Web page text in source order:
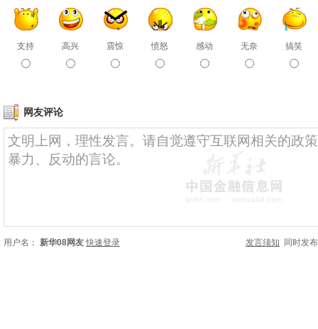
支持 高兴 震惊 愤怒 感动 无奈 搞笑
网友评论
用户名： 新华08网友 快速登录 发言须知 同时发